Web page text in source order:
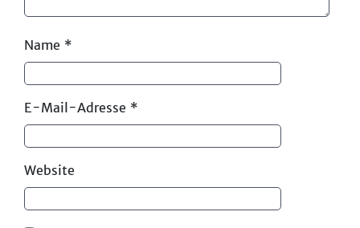
Name *
E-Mail-Adresse *
Website